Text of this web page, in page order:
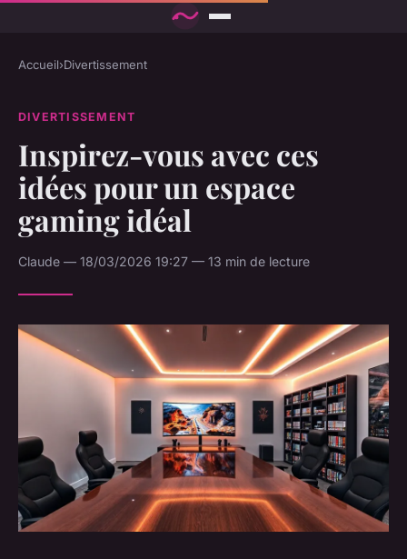
Accueil›Divertissement
DIVERTISSEMENT
Inspirez-vous avec ces
idées pour un espace
gaming idéal
Claude — 18/03/2026 19:27 — 13 min de lecture